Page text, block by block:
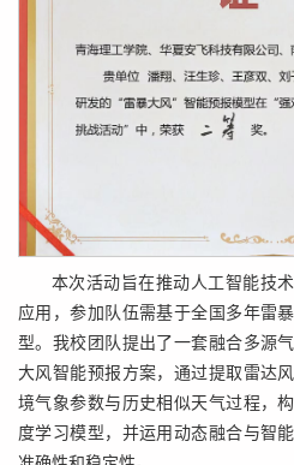
本次活动旨在推动人工智能技
应用，参加队伍需基于全国多年雷
型。我校团队提出了一套融合多源
大风智能预报方案，通过提取雷达
境气象参数与历史相似天气过程，
度学习模型，并运用动态融合与智